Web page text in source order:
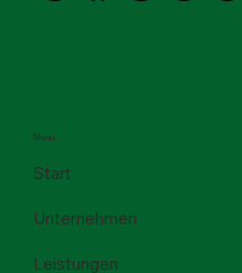
Menü
Start
Unternehmen